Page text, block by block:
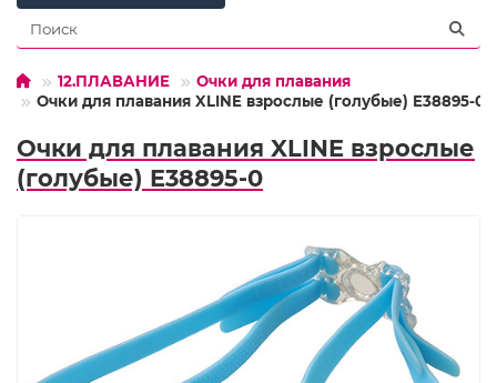
12.ПЛАВАНИЕ
Очки для плавания
Очки для плавания XLINE взрослые (голубые) E38895-0
Очки для плавания XLINE взрослые
(голубые) E38895-0